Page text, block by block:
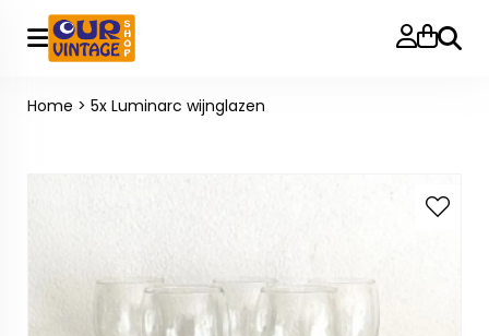
Home > 5x Luminarc wijnglazen